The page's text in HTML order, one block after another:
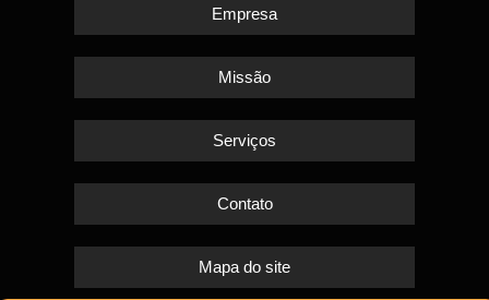
Empresa
Missão
Serviços
Contato
Mapa do site